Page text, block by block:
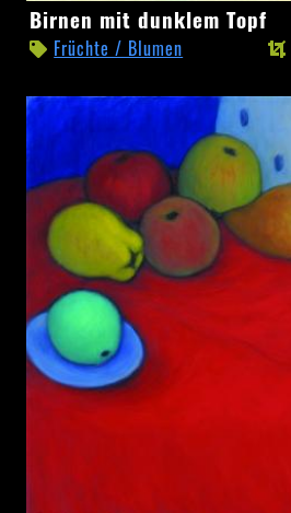
Birnen
mit
dunklem
Topf
Birnen mit dunklem Topf
Früchte / Blumen